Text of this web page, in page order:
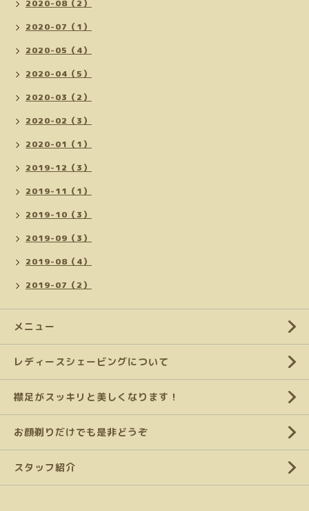
2020-08（2）
2020-07（1）
2020-05（4）
2020-04（5）
2020-03（2）
2020-02（3）
2020-01（1）
2019-12（3）
2019-11（1）
2019-10（3）
2019-09（3）
2019-08（4）
2019-07（2）
メニュー
レディースシェービングについて
襟足がスッキリと美しくなります！
お顔剃りだけでも是非どうぞ
スタッフ紹介